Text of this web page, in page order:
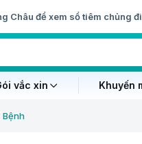
Châu để xem sổ tiêm chủng
vắc xin Khuyến
Bệnh